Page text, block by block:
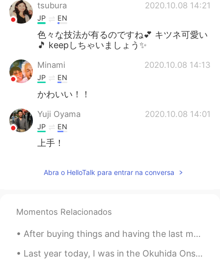
tsubura 2020.10.08 14:21
JP EN
色々な技法が有るのですね💕 キツネ可愛い
🎵 keepしちゃいましょう✨
Minami 2020.10.08 14:13
JP EN
かわいい！！
Yuji Oyama 2020.10.08 14:01
JP EN
上手！
Abra o HelloTalk para entrar na conversa
Momentos Relacionados
After buying things and having the last meal at a shop near the station, I returned to Nagoya fro...
Last year today, I was in the Okuhida Onsen-go area, leaving the Ryokan Kazeya satisfyingly after...